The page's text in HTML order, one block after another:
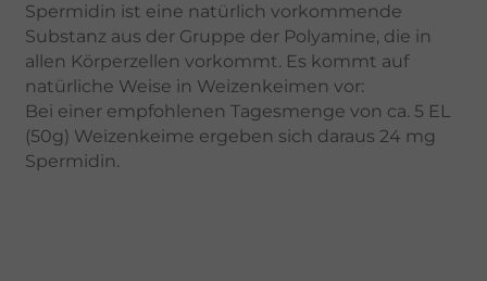
Spermidin ist eine natürlich vorkommende
Substanz aus der Gruppe der Polyamine, die in
allen Körperzellen vorkommt. Es kommt auf
natürliche Weise in Weizenkeimen vor:
Bei einer empfohlenen Tagesmenge von ca. 5 EL
(50g) Weizenkeime ergeben sich daraus 24 mg
Spermidin.